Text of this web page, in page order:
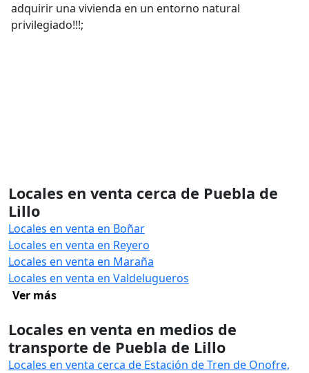
adquirir una vivienda en un entorno natural
privilegiado!!!;
Locales en venta cerca de Puebla de
Lillo
Locales en venta en Boñar
Locales en venta en Reyero
Locales en venta en Maraña
Locales en venta en Valdelugueros
Ver más
Locales en venta en medios de
transporte de Puebla de Lillo
Locales en venta cerca de Estación de Tren de Onofre,